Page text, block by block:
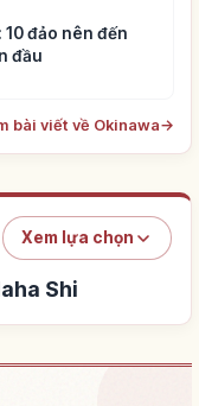
đảo nên đến
đầu
bài viết về Okinawa→
Xem lựa chọn
Shi